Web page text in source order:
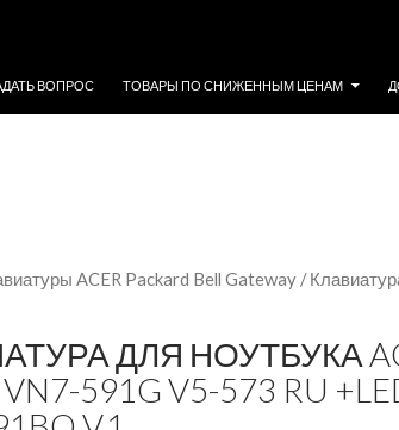
ВОПРОС ТОВАРЫ ПО СНИЖЕННЫМ ЦЕНАМ
ACER Packard Bell Gateway /
ДЛЯ НОУТБУКА
VN7-591G V5-573 RU